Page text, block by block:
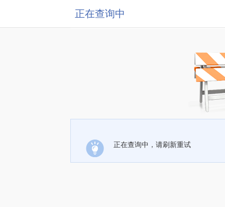
正在查询中
正在查询中，请刷新重试